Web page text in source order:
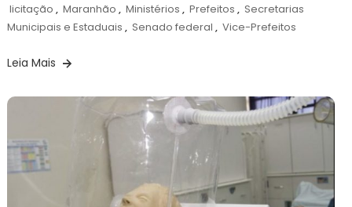
licitação , Maranhão , Ministérios , Prefeitos , Secretarias
Municipais e Estaduais , Senado federal , Vice-Prefeitos
Leia Mais